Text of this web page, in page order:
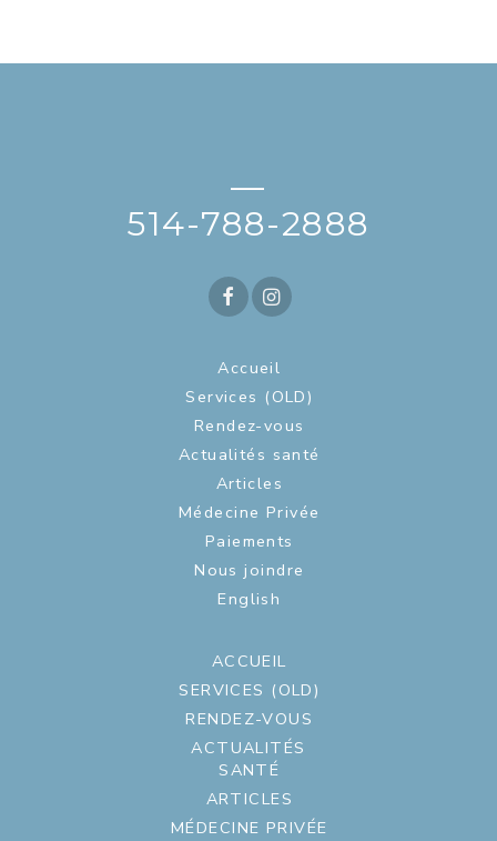
—
514-788-2888
Accueil
Services (OLD)
Rendez-vous
Actualités santé
Articles
Médecine Privée
Paiements
Nous joindre
English
ACCUEIL
SERVICES (OLD)
RENDEZ-VOUS
ACTUALITÉS
SANTÉ
ARTICLES
MÉDECINE PRIVÉE